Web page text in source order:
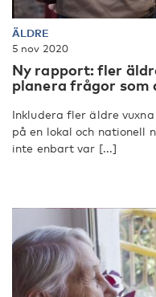
ÄLDRE
5 nov 2020
Ny rapport: fler
planera frågor som
Inkludera fler äldre
på en lokal och nationell
inte enbart var [...]